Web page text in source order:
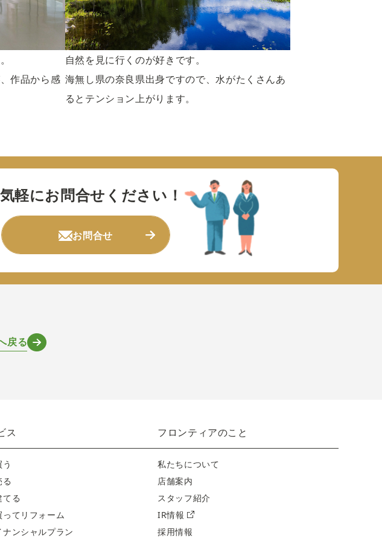
作品から感
自然を見に行くのが好きです。
海無し県の奈良県出身ですので、水がたくさんあ
るとテンション上がります。
軽にお問合せください！
お問合せ
戻る
ス
てる
ってリフォーム
ナンシャルプラン
フロンティアのこと
私たちについて
店舗案内
スタッフ紹介
IR情報
採用情報